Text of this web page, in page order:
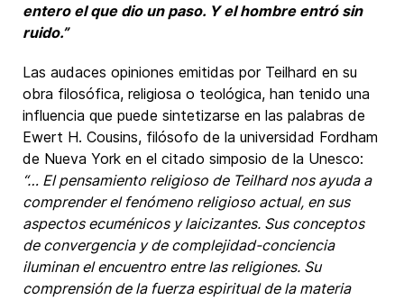
entero el que dio un paso. Y el hombre entró sin
ruido.”
Las audaces opiniones emitidas por Teilhard en su
obra filosófica, religiosa o teológica, han tenido una
influencia que puede sintetizarse en las palabras de
Ewert H. Cousins, filósofo de la universidad Fordham
de Nueva York en el citado simposio de la Unesco:
“… El pensamiento religioso de Teilhard nos ayuda a
comprender el fenómeno religioso actual, en sus
aspectos ecuménicos y laicizantes. Sus conceptos
de convergencia y de complejidad-conciencia
iluminan el encuentro entre las religiones. Su
comprensión de la fuerza espiritual de la materia